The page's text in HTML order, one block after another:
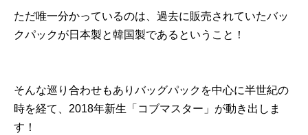
ただ唯一分かっているのは、過去に販売されていたバッ
クパックが日本製と韓国製であるということ！
そんな巡り合わせもありバッグパックを中心に半世紀の
時を経て、2018年新生「コブマスター」が動き出しま
す！